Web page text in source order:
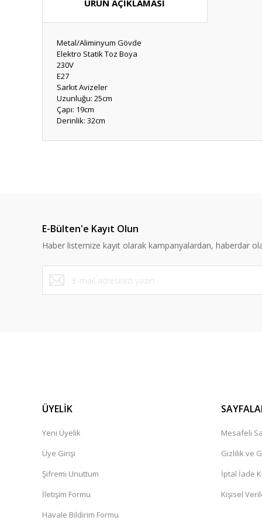
ÜRÜN AÇIKLAMASI
Metal/Aliminyum Gövde
Elektro Statik Toz Boya
230V
E27
Sarkıt Avizeler
Uzunluğu: 25cm
Çapı: 19cm
Derinlik: 32cm
Ürün bilgilerinde hatalar bulunuyor.
Ürün fiyatı diğer sitelerden daha pahalı.
Bu ürüne benzer farklı alternatifler olmalı.
E-Bülten'e Kayıt Olun
Haber listemize kayıt olarak kampanyalardan, haberdar
ÜYELİK
Yeni Üyelik
Üye Girişi
Şifremi Unuttum
İletişim Formu
Havale Bildirim Formu
Mesafeli
Gizlilik ve
İptal İade
Kişisel